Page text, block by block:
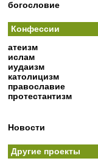
богословие
Конфессии
атеизм
ислам
иудаизм
католицизм
православие
протестантизм
Новости
Другие проекты